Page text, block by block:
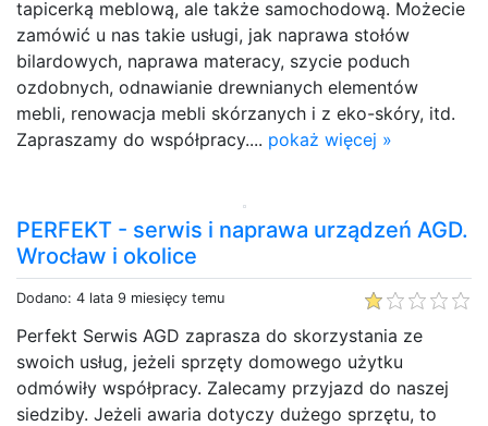
tapicerką meblową, ale także samochodową. Możecie
zamówić u nas takie usługi, jak naprawa stołów
bilardowych, naprawa materacy, szycie poduch
ozdobnych, odnawianie drewnianych elementów
mebli, renowacja mebli skórzanych i z eko-skóry, itd.
Zapraszamy do współpracy.... pokaż więcej »
PERFEKT - serwis i naprawa urządzeń AGD.
Wrocław i okolice
Dodano: 4 lata 9 miesięcy temu
Perfekt Serwis AGD zaprasza do skorzystania ze
swoich usług, jeżeli sprzęty domowego użytku
odmówiły współpracy. Zalecamy przyjazd do naszej
siedziby. Jeżeli awaria dotyczy dużego sprzętu, to